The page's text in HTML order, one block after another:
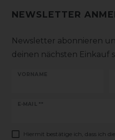
NEWSLETTER
Newsletter abonnieren
deinen nächsten Einkauf
VORNAME
E-MAIL **
Newsletter
Hiermit bestätige ich, dass ich die